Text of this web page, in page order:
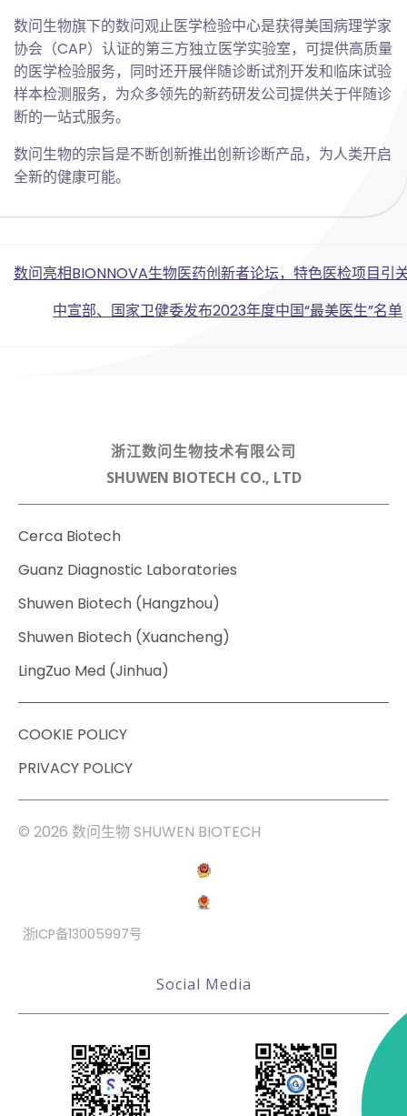
数问生物旗下的数问观止医学检验中心是获得美国病理学家
协会（CAP）认证的第三方独立医学实验室，可提供高质量
的医学检验服务，同时还开展伴随诊断试剂开发和临床试验
样本检测服务，为众多领先的新药研发公司提供关于伴随诊
断的一站式服务。
数问生物的宗旨是不断创新推出创新诊断产品，为人类开启
全新的健康可能。
Post
navigation
数问亮相BIONNOVA生物医药创新者论坛，特色医检项目引
Post
中宣部、国家卫健委发布2023年度中国“最美医生”名单
浙江数问生物技术有限公司
SHUWEN BIOTECH CO., LTD
Cerca Biotech
Guanz Diagnostic Laboratories
Shuwen Biotech (Hangzhou)
Shuwen Biotech (Xuancheng)
LingZuo Med (Jinhua)
COOKIE POLICY
PRIVACY POLICY
© 2026 数问生物 SHUWEN BIOTECH
浙ICP备13005997号
Social Media